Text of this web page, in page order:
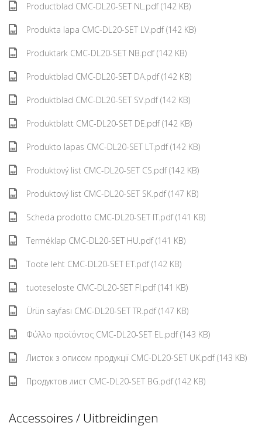
Productblad CMC-DL20-SET NL.pdf (142 KB)
Produkta lapa CMC-DL20-SET LV.pdf (142 KB)
Produktark CMC-DL20-SET NB.pdf (142 KB)
Produktblad CMC-DL20-SET DA.pdf (142 KB)
Produktblad CMC-DL20-SET SV.pdf (142 KB)
Produktblatt CMC-DL20-SET DE.pdf (142 KB)
Produkto lapas CMC-DL20-SET LT.pdf (142 KB)
Produktový list CMC-DL20-SET CS.pdf (142 KB)
Produktový list CMC-DL20-SET SK.pdf (147 KB)
Scheda prodotto CMC-DL20-SET IT.pdf (141 KB)
Terméklap CMC-DL20-SET HU.pdf (141 KB)
Toote leht CMC-DL20-SET ET.pdf (142 KB)
tuoteseloste CMC-DL20-SET FI.pdf (141 KB)
Ürün sayfası CMC-DL20-SET TR.pdf (147 KB)
Φύλλο προϊόντος CMC-DL20-SET EL.pdf (143 KB)
Листок з описом продукції CMC-DL20-SET UK.pdf (143 KB)
Продуктов лист CMC-DL20-SET BG.pdf (142 KB)
Accessoires / Uitbreidingen